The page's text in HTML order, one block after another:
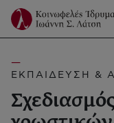
ΕΚΠΑΙΔΕΥΣΗ &